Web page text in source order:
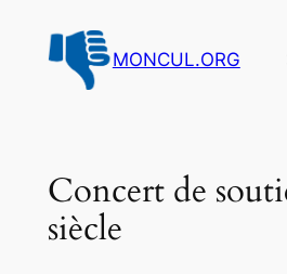
contenu
MONCUL.ORG
Concert de
siècle